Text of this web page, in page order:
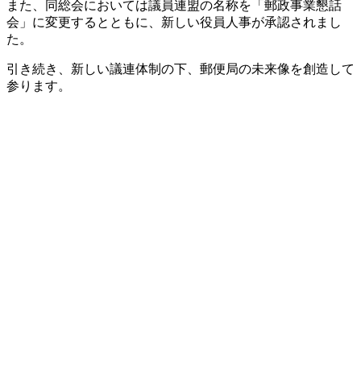
また、同総会においては議員連盟の名称を「郵政事業懇話
会」に変更するとともに、新しい役員人事が承認されまし
た。
引き続き、新しい議連体制の下、郵便局の未来像を創造して
参ります。